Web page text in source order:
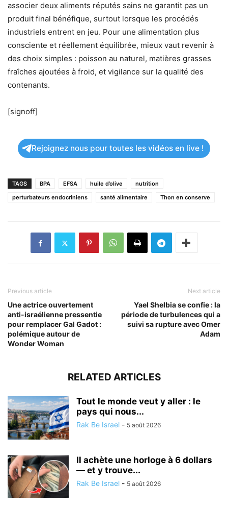
associer deux aliments réputés sains ne garantit pas un
produit final bénéfique, surtout lorsque les procédés
industriels entrent en jeu. Pour une alimentation plus
consciente et réellement équilibrée, mieux vaut revenir à
des choix simples : poisson au naturel, matières grasses
fraîches ajoutées à froid, et vigilance sur la qualité des
contenants.
[signoff]
Rejoignez nous pour toutes les vidéos en live !
TAGS BPA EFSA huile d’olive
nutrition
perturbateurs endocriniens
santé alimentaire Thon en conserve
Previous article
Une actrice ouvertement
anti-israélienne pressentie
pour remplacer Gal Gadot :
polémique autour de
Wonder Woman
Next article
Yael Shelbia se confie : la
période de turbulences qui a
suivi sa rupture avec Omer
Adam
RELATED ARTICLES
Tout le monde veut y aller : le
pays qui nous...
Rak Be Israel - 5 août 2026
Il achète une horloge à 6 dollars
— et y trouve...
Rak Be Israel - 5 août 2026